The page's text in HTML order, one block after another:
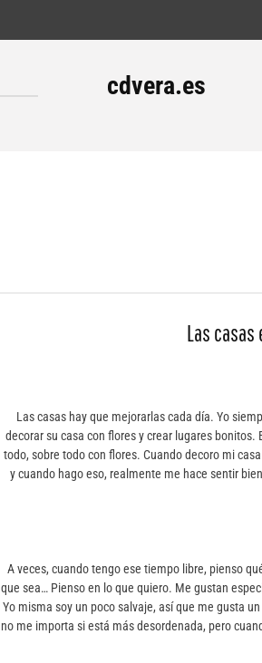
cdvera.es
Las
Las casas hay que mejorarlas cada día. Yo
decorar su casa con flores y crear lugares
todo, sobre todo con flores. Cuando decoro mi
y cuando hago eso, realmente me hace sentir
A veces, cuando tengo ese tiempo libre, pienso
que sea… Pienso en lo que quiero. Me gustan
Yo misma soy un poco salvaje, así que me gusta
no me importa si está más desordenada, pero